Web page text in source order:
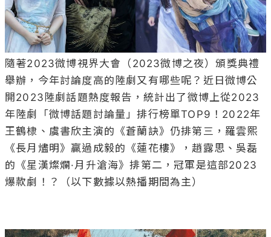
隨著2023微博視界大會（2023微博之夜）頒獎典禮
舉辦，今年討論度高的陸劇又有哪些呢？近日微博公
開2023陸劇話題熱度報告，統計出了微博上從2023
年陸劇「微博話題討論量」排行榜單TOP9！2022年
王鶴棣、虞書欣主演的《蒼蘭訣》仍排第三，羅雲熙
《長月燼明》贏過成毅的《蓮花樓》，趙露思、吳磊
的《星漢燦爛·月升滄海》排第二，冠軍是這部2023
爆款劇！？（以下數據以熱播期間為主）